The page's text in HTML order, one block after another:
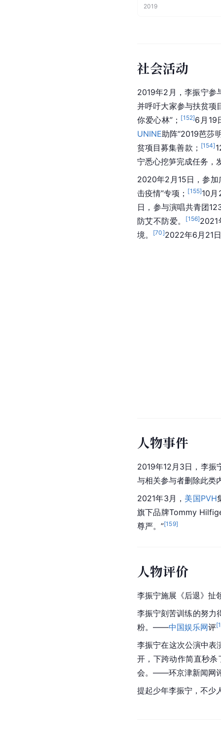
2019
社会活动
2019年2月，李振宁参
并呼吁大家参与扶贫项
你爱心林”； [152]6月19
UNINE助阵“2019芭莎
贫项目募集善款； [154]
宁悉心挖笋完成任务，
2020年2月15日，参加
击疫情”专项； [155]10月
日，参与演唱共青团
防艾不防爱。
[156]2021
境。
[70]2022年6月21
人物事件
2019年12月3日，李振
与相关参与者删除此类
2021年3月， 美国PVH
旗下品牌Tommy
尊严。”[159]
人物评价
李振宁施展 《后退》
李振宁刻苦训练的努力
粉。——中国娱乐网评[
李振宁在这次公演中表
开，下跨动作简直秒
会。——环京津新闻网
提起少年李振宁，不少